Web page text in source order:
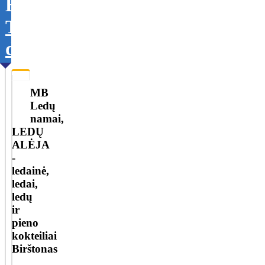
Birštonas
Tikslinti
duomenis
MB
Ledų
namai,
LEDŲ
ALĖJA
-
ledainė,
ledai,
ledų
ir
pieno
kokteiliai
Birštonas